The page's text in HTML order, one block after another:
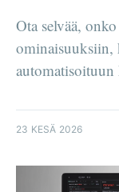
Ota selvää,
ominaisuuksiin,
23 KESÄ 2026